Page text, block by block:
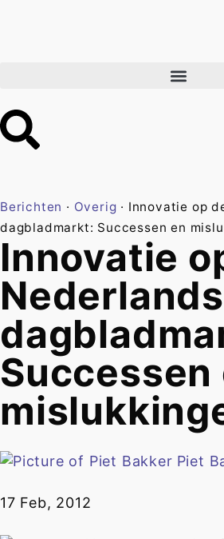
Berichten · Overig · Innovatie op
dagbladmarkt: Successen en
Innovatie
Successen
Piet
17 Feb, 2012